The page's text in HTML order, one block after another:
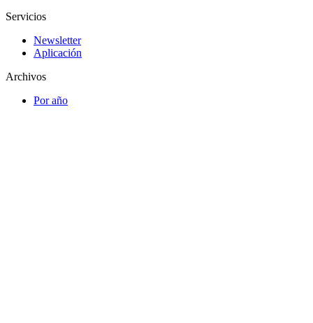
Servicios
Newsletter
Aplicación
Archivos
Por año